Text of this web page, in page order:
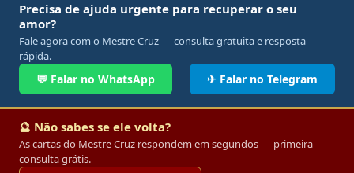
Precisa de ajuda urgente para recuperar o seu
amor?
Fale agora com o Mestre Cruz — consulta gratuita e resposta
rápida.
💬 Falar no WhatsApp ✈ Falar no Telegram
🔮 Não sabes se ele volta?
As cartas do Mestre Cruz respondem em segundos — primeira
consulta grátis.